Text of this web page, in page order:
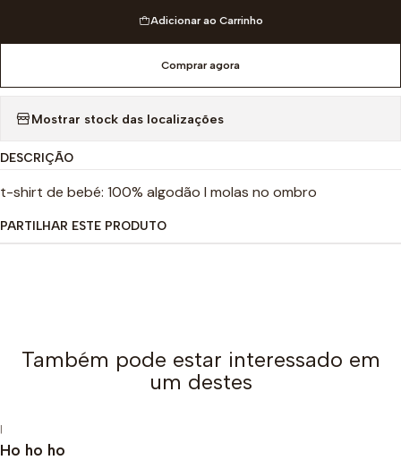
Adicionar ao Carrinho
Comprar agora
Mostrar stock das localizações
DESCRIÇÃO
t-shirt de bebé: 100% algodão I molas no ombro
PARTILHAR ESTE PRODUTO
Também pode estar interessado em
um destes
|
Ho ho ho